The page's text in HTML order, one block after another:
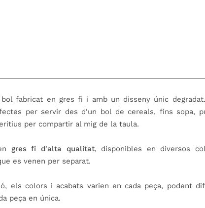
fabricat en gres fi i amb un disseny únic
per servir des d'un bol de cereals, fins sopa,
per compartir al mig de la taula.
gres fi d'alta qualitat, disponibles en diversos
es venen per separat.
els colors i acabats varien en cada peça, podent
peça en única.